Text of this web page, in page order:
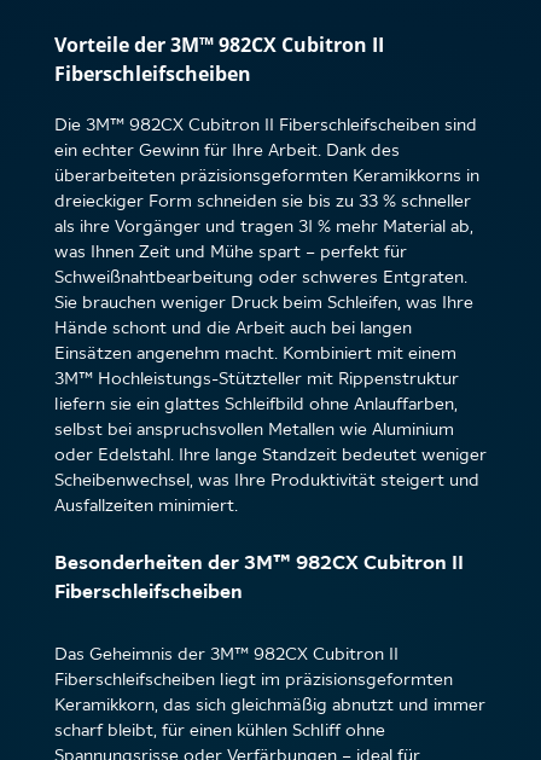
Vorteile der 3M™ 982CX Cubitron II
Fiberschleifscheiben
Die 3M™ 982CX Cubitron II Fiberschleifscheiben sind
ein echter Gewinn für Ihre Arbeit. Dank des
überarbeiteten präzisionsgeformten Keramikkorns in
dreieckiger Form schneiden sie bis zu 33 % schneller
als ihre Vorgänger und tragen 31 % mehr Material ab,
was Ihnen Zeit und Mühe spart – perfekt für
Schweißnahtbearbeitung oder schweres Entgraten.
Sie brauchen weniger Druck beim Schleifen, was Ihre
Hände schont und die Arbeit auch bei langen
Einsätzen angenehm macht. Kombiniert mit einem
3M™ Hochleistungs-Stützteller mit Rippenstruktur
liefern sie ein glattes Schleifbild ohne Anlauffarben,
selbst bei anspruchsvollen Metallen wie Aluminium
oder Edelstahl. Ihre lange Standzeit bedeutet weniger
Scheibenwechsel, was Ihre Produktivität steigert und
Ausfallzeiten minimiert.
Besonderheiten der 3M™ 982CX Cubitron II
Fiberschleifscheiben
Das Geheimnis der 3M™ 982CX Cubitron II
Fiberschleifscheiben liegt im präzisionsgeformten
Keramikkorn, das sich gleichmäßig abnutzt und immer
scharf bleibt, für einen kühlen Schliff ohne